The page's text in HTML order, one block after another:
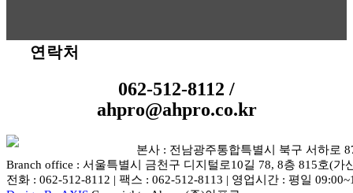
연락처
062-512-8112 /
ahpro@ahpro.co.kr
본사 : 전남광주통합특별시 북구 서하로
Branch office : 서울특별시 금천구 디지털로10길 78, 8층 815호(가
전화 : 062-512-8112 | 팩스 : 062-512-8113 | 영업시간 : 평일